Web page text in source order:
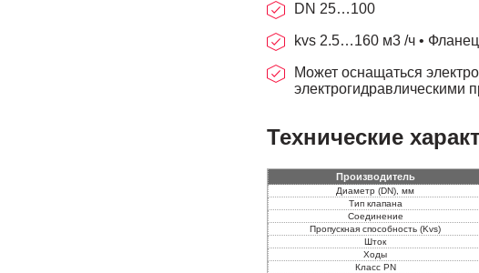
DN 25…100
kvs 2.5…160 м3 /ч •
Может оснащаться
электрогидравлическими
Технические
Производитель
Диаметр (DN), мм
Тип клапана
Соединение
Пропускная способность (Kvs)
Шток
Ходы
Класс PN